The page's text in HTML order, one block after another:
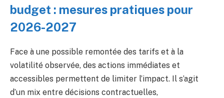
budget : mesures pratiques pour
2026-2027
Face à une possible remontée des tarifs et à la
volatilité observée, des actions immédiates et
accessibles permettent de limiter l’impact. Il s’agit
d’un mix entre décisions contractuelles,